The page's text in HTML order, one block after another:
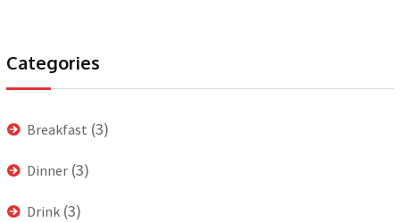
Categories
Breakfast (3)
Dinner (3)
Drink (3)